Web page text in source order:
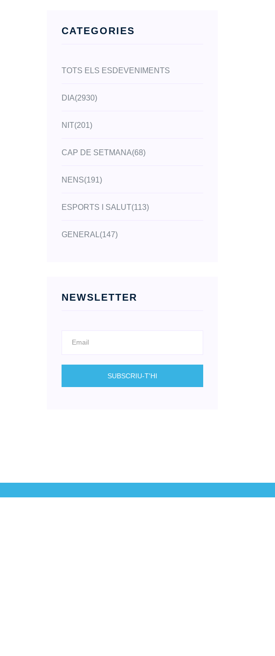
CATEGORIES
TOTS ELS ESDEVENIMENTS
DIA(2930)
NIT(201)
CAP DE SETMANA(68)
NENS(191)
ESPORTS I SALUT(113)
GENERAL(147)
NEWSLETTER